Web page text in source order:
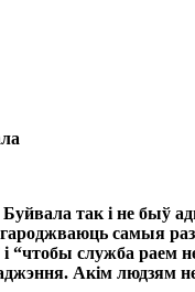
так і не быў
самыя
“чтобы служба раем
Акім людзям